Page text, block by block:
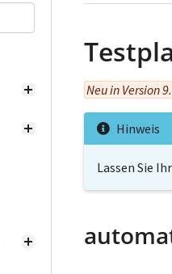
Neu in Version 9.
Hinweis
Lassen Sie